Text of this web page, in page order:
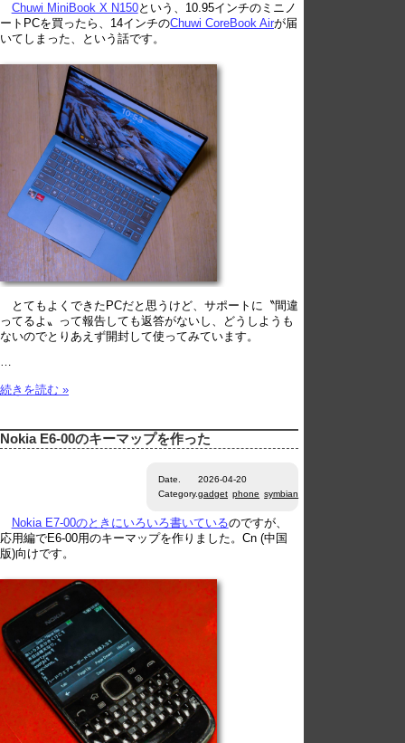
Chuwi MiniBook X N150という、10.95インチのミニノ
ートPCを買ったら、14インチのChuwi CoreBook Airが届
いてしまった、という話です。
とてもよくできたPCだと思うけど、サポートに〝間違
ってるよ〟って報告しても返答がないし、どうしようも
ないのでとりあえず開封して使ってみています。
…
続きを読む »
Nokia E6-00のキーマップを作った
Date.
2026-04-20
Category.gadget phone symbian
Nokia E7-00のときにいろいろ書いているのですが、
応用編でE6-00用のキーマップを作りました。Cn (中国
版)向けです。